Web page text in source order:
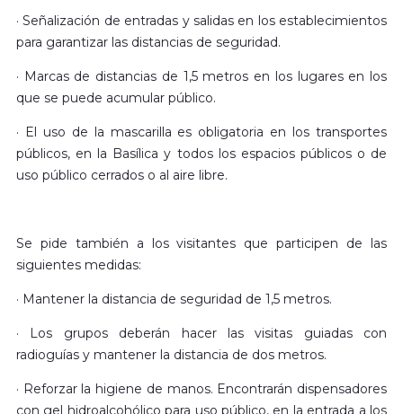
· Señalización de entradas y salidas en los establecimientos
para garantizar las distancias de seguridad.
· Marcas de distancias de 1,5 metros en los lugares en los
que se puede acumular público.
· El uso de la mascarilla es obligatoria en los transportes
públicos, en la Basílica y todos los espacios públicos o de
uso público cerrados o al aire libre.
Se pide también a los visitantes que participen de las
siguientes medidas:
· Mantener la distancia de seguridad de 1,5 metros.
· Los grupos deberán hacer las visitas guiadas con
radioguías y mantener la distancia de dos metros.
· Reforzar la higiene de manos. Encontrarán dispensadores
con gel hidroalcohólico para uso público, en la entrada a los